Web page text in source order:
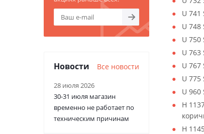
U 741
U
U 750
U
U 767
U 775
U 960
H
H
Новости Все новости
28 июля 2026
30-31 июля магазин
временно не работает по
техническим причинам